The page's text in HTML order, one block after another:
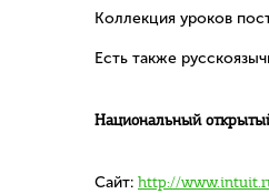
Коллекция уроков
Есть также
Национальный
Сайт: http://